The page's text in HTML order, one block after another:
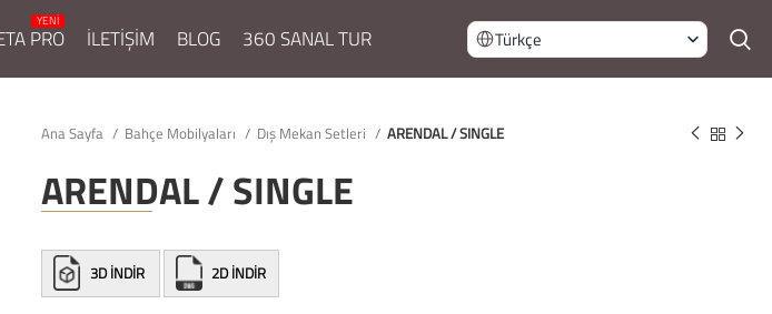
PRO İLETİŞİM BLOG 360 SANAL TUR Türkçe
Ana Sayfa Bahçe Mobilyaları Dış Mekan Setleri ARENDAL / SINGLE
ARENDAL / SINGLE
3D İNDİR 2D İNDİR